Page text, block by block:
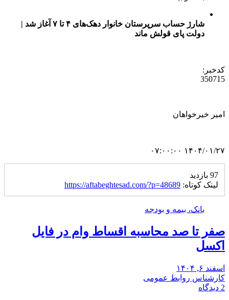
شارژ حساب سرپرستان خانوار دهک‌های ۴ تا ۷ آغاز شد |
دولت پای قولش ماند
کدخبر:
350715
امیر خیرخواهان
۱۴۰۴/۰۱/۲۷ ۰۷:۰۰:۰۰
97 بازدید
لینک کوتاه: https://aftabeghtesad.com/?p=48689
بانک، بیمه و بودجه
صفر تا صد محاسبه اقساط وام در فایل
اکسل
اسفند ۶, ۱۴۰۴
کارشناس روابط عمومی
2 دیدگاه